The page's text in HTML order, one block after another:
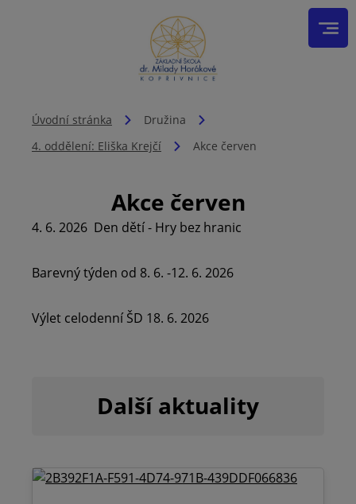
Úvodní stránka
Družina
4. oddělení: Eliška Krejčí
Akce červen
Akce červen
4. 6. 2026 Den dětí - Hry bez hranic
Barevný týden od 8. 6. -12. 6. 2026
Výlet celodenní ŠD 18. 6. 2026
Další aktuality